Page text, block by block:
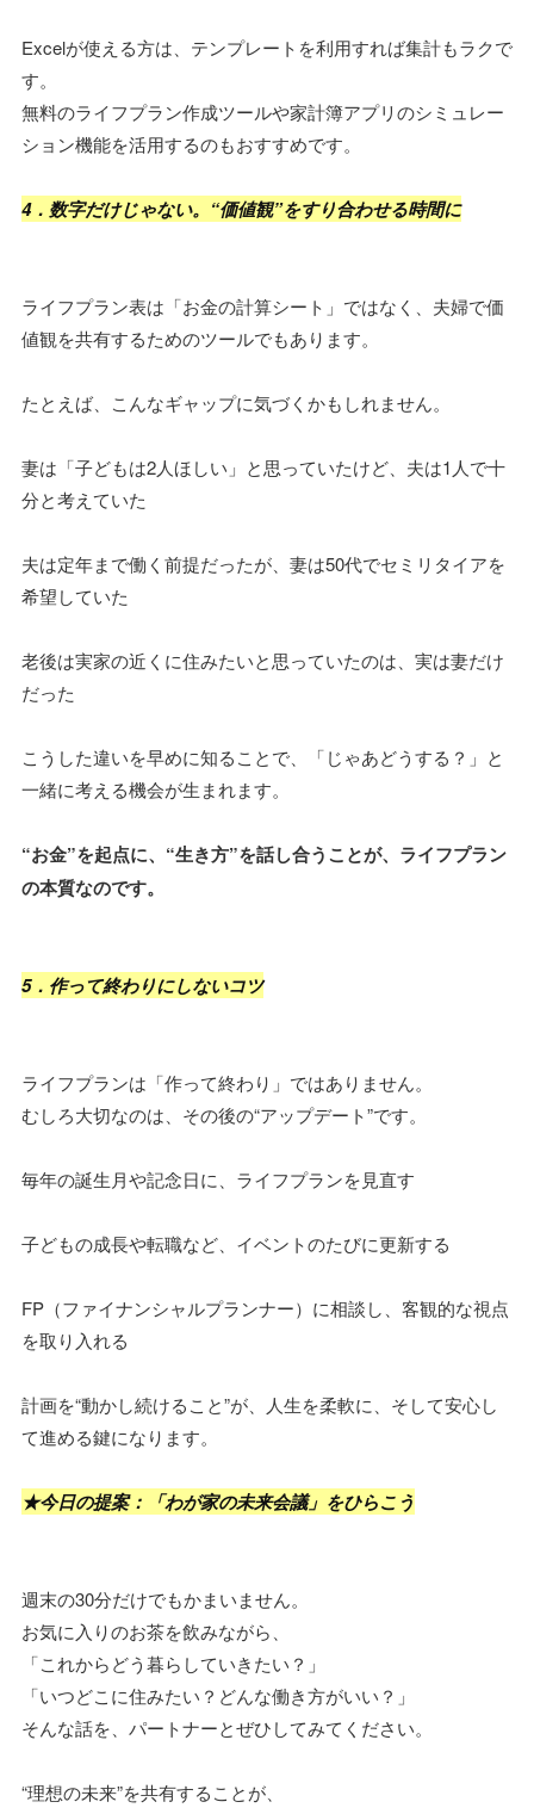
Excelが使える方は、テンプレートを利用すれば集計もラクで
す。
無料のライフプラン作成ツールや家計簿アプリのシミュレー
ション機能を活用するのもおすすめです。
4．数字だけじゃない。“価値観”をすり合わせる時間に
ライフプラン表は「お金の計算シート」ではなく、夫婦で価
値観を共有するためのツールでもあります。
たとえば、こんなギャップに気づくかもしれません。
妻は「子どもは2人ほしい」と思っていたけど、夫は1人で十
分と考えていた
夫は定年まで働く前提だったが、妻は50代でセミリタイアを
希望していた
老後は実家の近くに住みたいと思っていたのは、実は妻だけ
だった
こうした違いを早めに知ることで、「じゃあどうする？」と
一緒に考える機会が生まれます。
“お金”を起点に、“生き方”を話し合うことが、ライフプラン
の本質なのです。
5．作って終わりにしないコツ
ライフプランは「作って終わり」ではありません。
むしろ大切なのは、その後の“アップデート”です。
毎年の誕生月や記念日に、ライフプランを見直す
子どもの成長や転職など、イベントのたびに更新する
FP（ファイナンシャルプランナー）に相談し、客観的な視点
を取り入れる
計画を“動かし続けること”が、人生を柔軟に、そして安心し
て進める鍵になります。
★今日の提案：「わが家の未来会議」をひらこう
週末の30分だけでもかまいません。
お気に入りのお茶を飲みながら、
「これからどう暮らしていきたい？」
「いつどこに住みたい？どんな働き方がいい？」
そんな話を、パートナーとぜひしてみてください。
“理想の未来”を共有することが、